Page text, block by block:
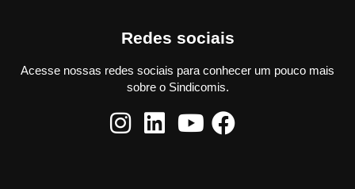
Redes sociais
Acesse nossas redes sociais para conhecer um pouco mais
sobre o Sindicomis.